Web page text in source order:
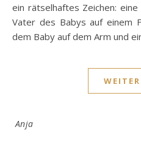
ein rätselhaftes Zeichen:
Vater des Babys auf einem
dem Baby auf dem Arm und
Anja